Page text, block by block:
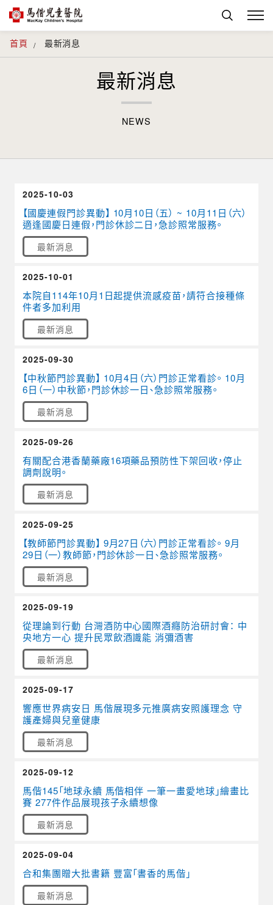
首頁 最新消息
最新消息
NEWS
【國慶連假門診異動】 10月10日（五） ~ 10月11日（六）
適逢國慶日連假，門診休診二日，急診照常服務。
最新消息
2025-10-03
本院自114年10月1日起提供流感疫苗，請符合接種條
件者多加利用
最新消息
2025-10-01
【中秋節門診異動】 10月4日（六）門診正常看診。 10月
6日（一）中秋節，門診休診一日、急診照常服務。
最新消息
2025-09-30
有關配合港香蘭藥廠16項藥品預防性下架回收，停止
調劑說明。
最新消息
2025-09-26
【教師節門診異動】 9月27日（六）門診正常看診。 9月
29日（一）教師節，門診休診一日、急診照常服務。
最新消息
2025-09-25
從理論到行動 台灣酒防中心國際酒癮防治研討會： 中
央地方一心 提升民眾飲酒識能 消彌酒害
最新消息
2025-09-19
響應世界病安日 馬偕展現多元推廣病安照護理念 守
護產婦與兒童健康
最新消息
2025-09-17
馬偕145「地球永續 馬偕相伴 一筆一畫愛地球」繪畫比
賽 277件作品展現孩子永續想像
最新消息
2025-09-12
合和集團贈大批書籍 豐富「書香的馬偕」
最新消息
2025-09-04